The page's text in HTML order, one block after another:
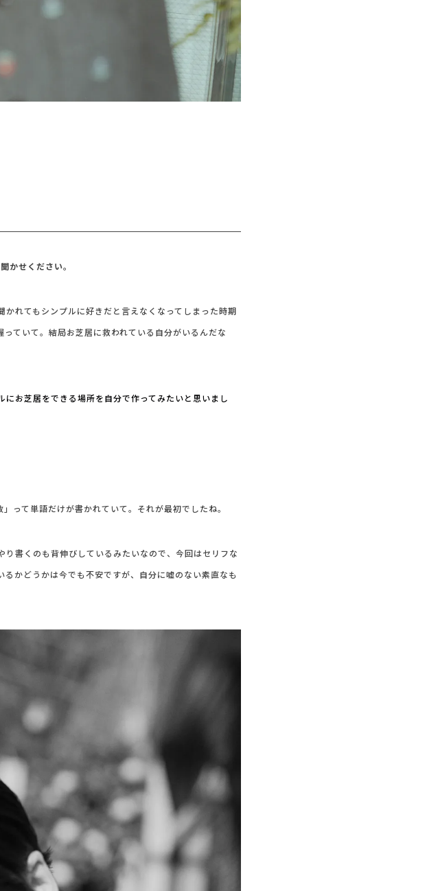
かせください。
れてもシンプルに好きだと言えなくなってしまった時期
ていて。結局お芝居に救われている自分がいるんだな
お芝居をできる場所を自分で作ってみたいと思いまし
って単語だけが書かれていて。それが最初でしたね。
書くのも背伸びしているみたいなので、今回はセリフな
かどうかは今でも不安ですが、自分に嘘のない素直なも